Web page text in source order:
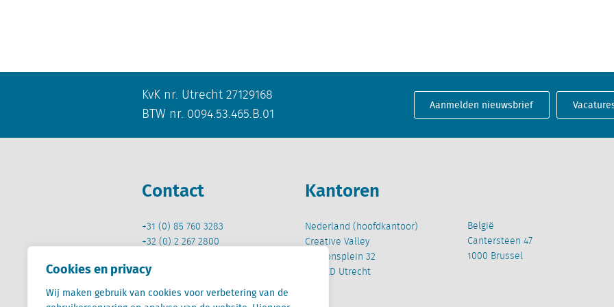
Cookies en privacy
Wij maken gebruik van cookies voor verbetering van de
KvK nr. Utrecht 27129168
BTW nr. 0094.53.465.B.01
Aanmelden nieuwsbrief
Contact
+31 (0) 85 760 3283
+32 (0) 2 267 2800
info@locatus.com
Kantoren
Nederland (hoofdkantoor)
Creative Valley
Stationsplein 32
3511 ED Utrecht
België
Cantersteen 47
1000 Brussel